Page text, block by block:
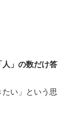
人」の数だけ答
い」という思